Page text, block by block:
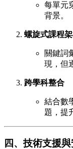
每單元
背景。
螺旋式課程
關鍵詞
現，但
跨學科整合
結合數
題，提
四、技術支援與